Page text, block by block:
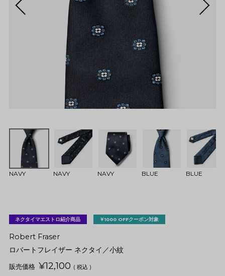
NAVY NAVY NAVY BLUE BLUE
ネクタイマエストロ紹介商品 ￥1000 OFFクーポン対象
Robert Fraser
ロバートフレイザー ネクタイ／小紋
¥12,100 税込